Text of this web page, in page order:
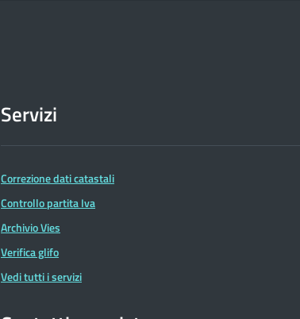
Servizi
Correzione dati catastali
Controllo partita Iva
Archivio Vies
Verifica glifo
Vedi tutti i servizi